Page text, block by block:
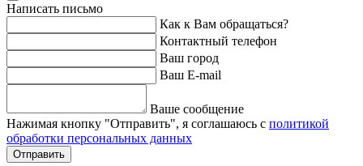
Написать письмо
Как к Вам обращаться?
Контактный телефон
Ваш город
Ваш E-mail
Ваше сообщение
Нажимая кнопку "Отправить", я соглашаюсь с политикой
обработки персональных данных
Отправить